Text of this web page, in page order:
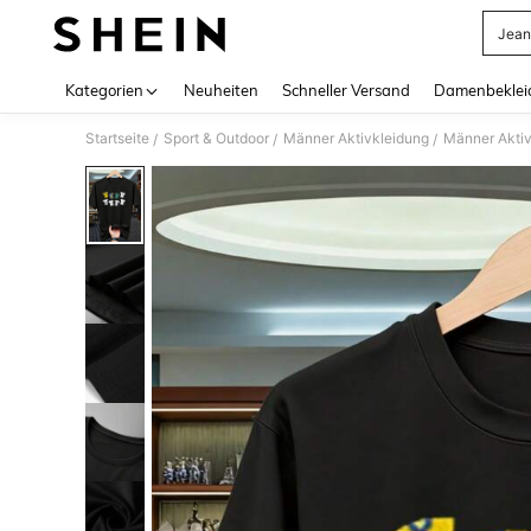
Kategorien Neuheiten Schneller Versand
Startseite / Sport & Outdoor / Männer Aktivkleidung / Männer